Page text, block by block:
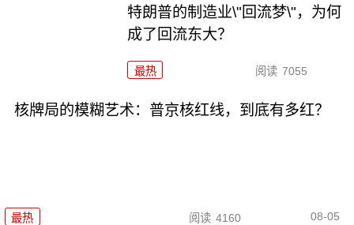
特朗普的制造业\"回流梦\"，为何
成了回流东大？
最热 阅读 7055
核牌局的模糊艺术：普京核红线，到底有多红？
最热 阅读 4160 08-05